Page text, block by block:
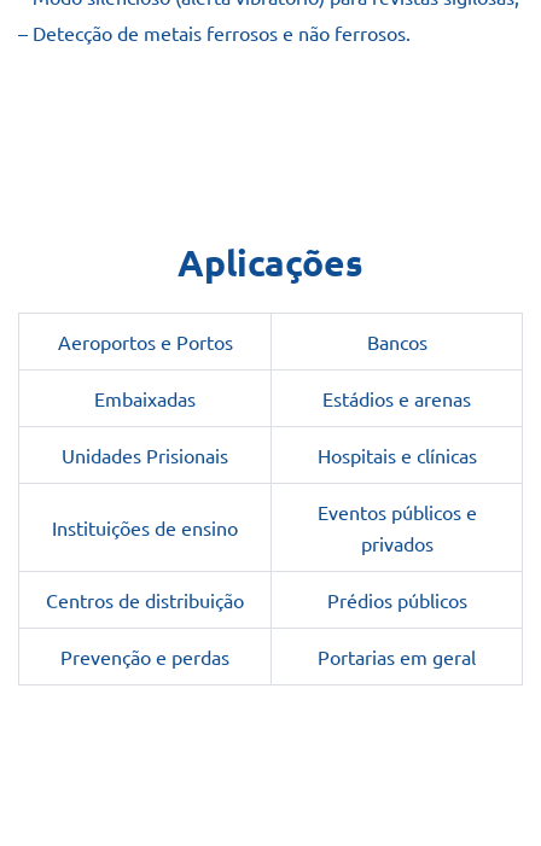
– Detecção de metais ferrosos e não ferrosos.
Aplicações
Aeroportos e Portos Bancos
Embaixadas Estádios e arenas
Unidades Prisionais Hospitais e clínicas
Instituições de ensino
Eventos públicos e
privados
Centros de distribuição Prédios públicos
Prevenção e perdas Portarias em geral